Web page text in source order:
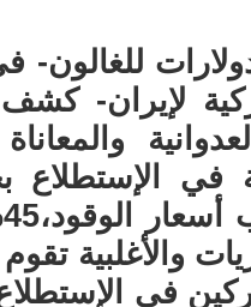
أسعار الوقود إلى أكثر من 4
لإيران- كشف
والمعاناة
في
والأغلبية
في